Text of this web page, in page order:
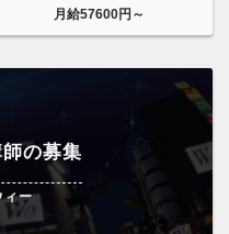
月給57600円～
の募集
ィー